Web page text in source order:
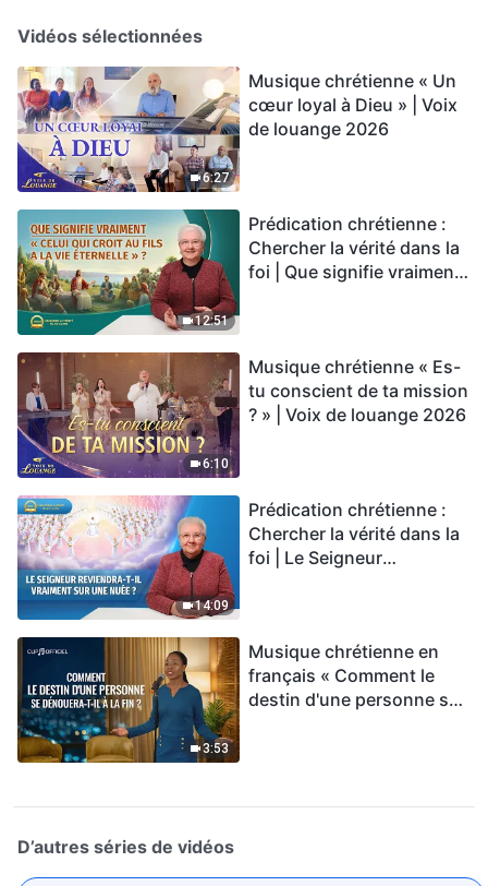
Vidéos sélectionnées
6:27
Musique chrétienne « Un
cœur loyal à Dieu » | Voix
de louange 2026
12:51
Prédication chrétienne :
Chercher la vérité dans la
foi | Que signifie vraiment
6:10
Musique chrétienne « Es-
tu conscient de ta mission
? » | Voix de louange 2026
14:09
Prédication chrétienne :
Chercher la vérité dans la
foi | Le Seigneur
3:53
Musique chrétienne en
français « Comment le
destin d'une personne se
D’autres séries de vidéos